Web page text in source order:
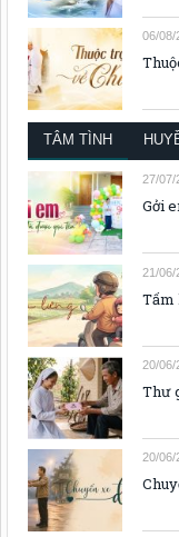
06/08/
TÂM TÌNH
27/07/
Gởi
21/06/
Tấm
20/06/
Thư
20/06/